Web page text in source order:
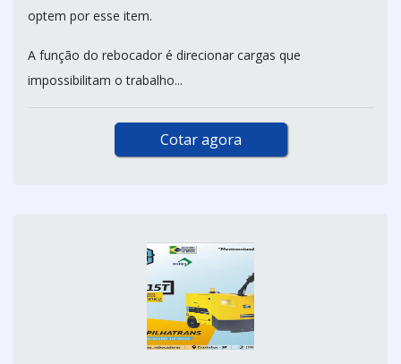
optem por esse item.
A função do rebocador é direcionar cargas que
impossibilitam o trabalho...
Cotar agora